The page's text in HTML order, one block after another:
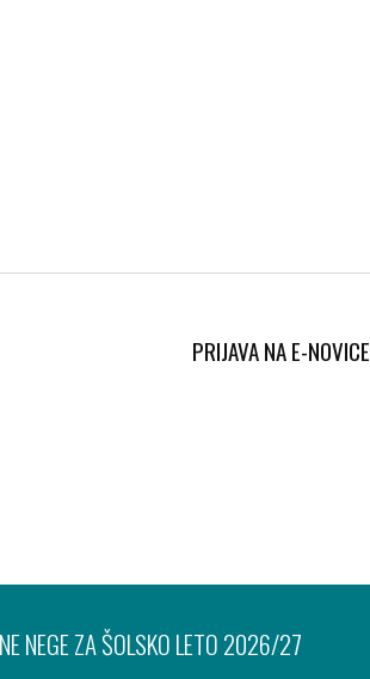
PRIJAVA NA E-NOVICE
NEGE ZA ŠOLSKO LETO 2026/27